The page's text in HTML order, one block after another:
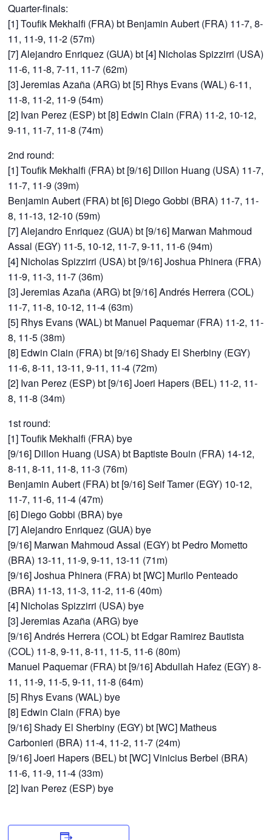
Quarter-finals:
[1] Toufik Mekhalfi (FRA) bt Benjamin Aubert (FRA) 11-7, 8-
11, 11-9, 11-2 (57m)
[7] Alejandro Enriquez (GUA) bt [4] Nicholas Spizzirri (USA)
11-6, 11-8, 7-11, 11-7 (62m)
[3] Jeremias Azaña (ARG) bt [5] Rhys Evans (WAL) 6-11,
11-8, 11-2, 11-9 (54m)
[2] Ivan Perez (ESP) bt [8] Edwin Clain (FRA) 11-2, 10-12,
9-11, 11-7, 11-8 (74m)
2nd round:
[1] Toufik Mekhalfi (FRA) bt [9/16] Dillon Huang (USA) 11-7,
11-7, 11-9 (39m)
Benjamin Aubert (FRA) bt [6] Diego Gobbi (BRA) 11-7, 11-
8, 11-13, 12-10 (59m)
[7] Alejandro Enriquez (GUA) bt [9/16] Marwan Mahmoud
Assal (EGY) 11-5, 10-12, 11-7, 9-11, 11-6 (94m)
[4] Nicholas Spizzirri (USA) bt [9/16] Joshua Phinera (FRA)
11-9, 11-3, 11-7 (36m)
[3] Jeremias Azaña (ARG) bt [9/16] Andrés Herrera (COL)
11-7, 11-8, 10-12, 11-4 (63m)
[5] Rhys Evans (WAL) bt Manuel Paquemar (FRA) 11-2, 11-
8, 11-5 (38m)
[8] Edwin Clain (FRA) bt [9/16] Shady El Sherbiny (EGY)
11-6, 8-11, 13-11, 9-11, 11-4 (72m)
[2] Ivan Perez (ESP) bt [9/16] Joeri Hapers (BEL) 11-2, 11-
8, 11-8 (34m)
1st round:
[1] Toufik Mekhalfi (FRA) bye
[9/16] Dillon Huang (USA) bt Baptiste Bouin (FRA) 14-12,
8-11, 8-11, 11-8, 11-3 (76m)
Benjamin Aubert (FRA) bt [9/16] Seif Tamer (EGY) 10-12,
11-7, 11-6, 11-4 (47m)
[6] Diego Gobbi (BRA) bye
[7] Alejandro Enriquez (GUA) bye
[9/16] Marwan Mahmoud Assal (EGY) bt Pedro Mometto
(BRA) 13-11, 11-9, 9-11, 13-11 (71m)
[9/16] Joshua Phinera (FRA) bt [WC] Murilo Penteado
(BRA) 11-13, 11-3, 11-2, 11-6 (40m)
[4] Nicholas Spizzirri (USA) bye
[3] Jeremias Azaña (ARG) bye
[9/16] Andrés Herrera (COL) bt Edgar Ramirez Bautista
(COL) 11-8, 9-11, 8-11, 11-5, 11-6 (80m)
Manuel Paquemar (FRA) bt [9/16] Abdullah Hafez (EGY) 8-
11, 11-9, 11-5, 9-11, 11-8 (64m)
[5] Rhys Evans (WAL) bye
[8] Edwin Clain (FRA) bye
[9/16] Shady El Sherbiny (EGY) bt [WC] Matheus
Carbonieri (BRA) 11-4, 11-2, 11-7 (24m)
[9/16] Joeri Hapers (BEL) bt [WC] Vinicius Berbel (BRA)
11-6, 11-9, 11-4 (33m)
[2] Ivan Perez (ESP) bye